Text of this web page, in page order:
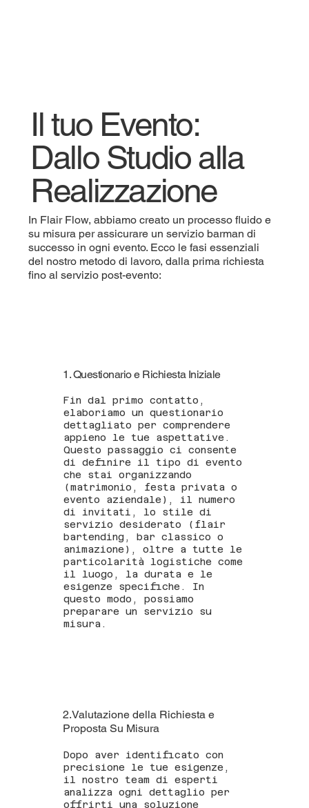
Il tuo Evento:
Dallo Studio alla
Realizzazione
In Flair Flow, abbiamo creato un processo fluido e
su misura per assicurare un servizio barman di
successo in ogni evento. Ecco le fasi essenziali
del nostro metodo di lavoro, dalla prima richiesta
fino al servizio post-evento:
1. Questionario e Richiesta Iniziale
Fin dal primo contatto,
elaboriamo un questionario
dettagliato per comprendere
appieno le tue aspettative.
Questo passaggio ci consente
di definire il tipo di evento
che stai organizzando
(matrimonio, festa privata o
evento aziendale), il numero
di invitati, lo stile di
servizio desiderato (flair
bartending, bar classico o
animazione), oltre a tutte le
particolarità logistiche come
il luogo, la durata e le
esigenze specifiche. In
questo modo, possiamo
preparare un servizio su
misura.
2.Valutazione della Richiesta e
Proposta Su Misura
Dopo aver identificato con
precisione le tue esigenze,
il nostro team di esperti
analizza ogni dettaglio per
offrirti una soluzione